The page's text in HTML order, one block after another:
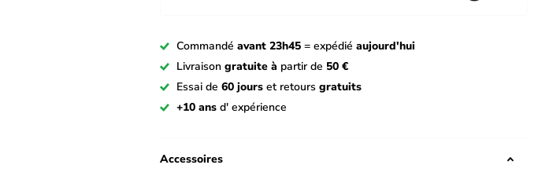
Commandé avant 23h45 = expédié aujourd'hui
Livraison gratuite à partir de 50 €
Essai de 60 jours et retours gratuits
+10 ans d' expérience
Accessoires